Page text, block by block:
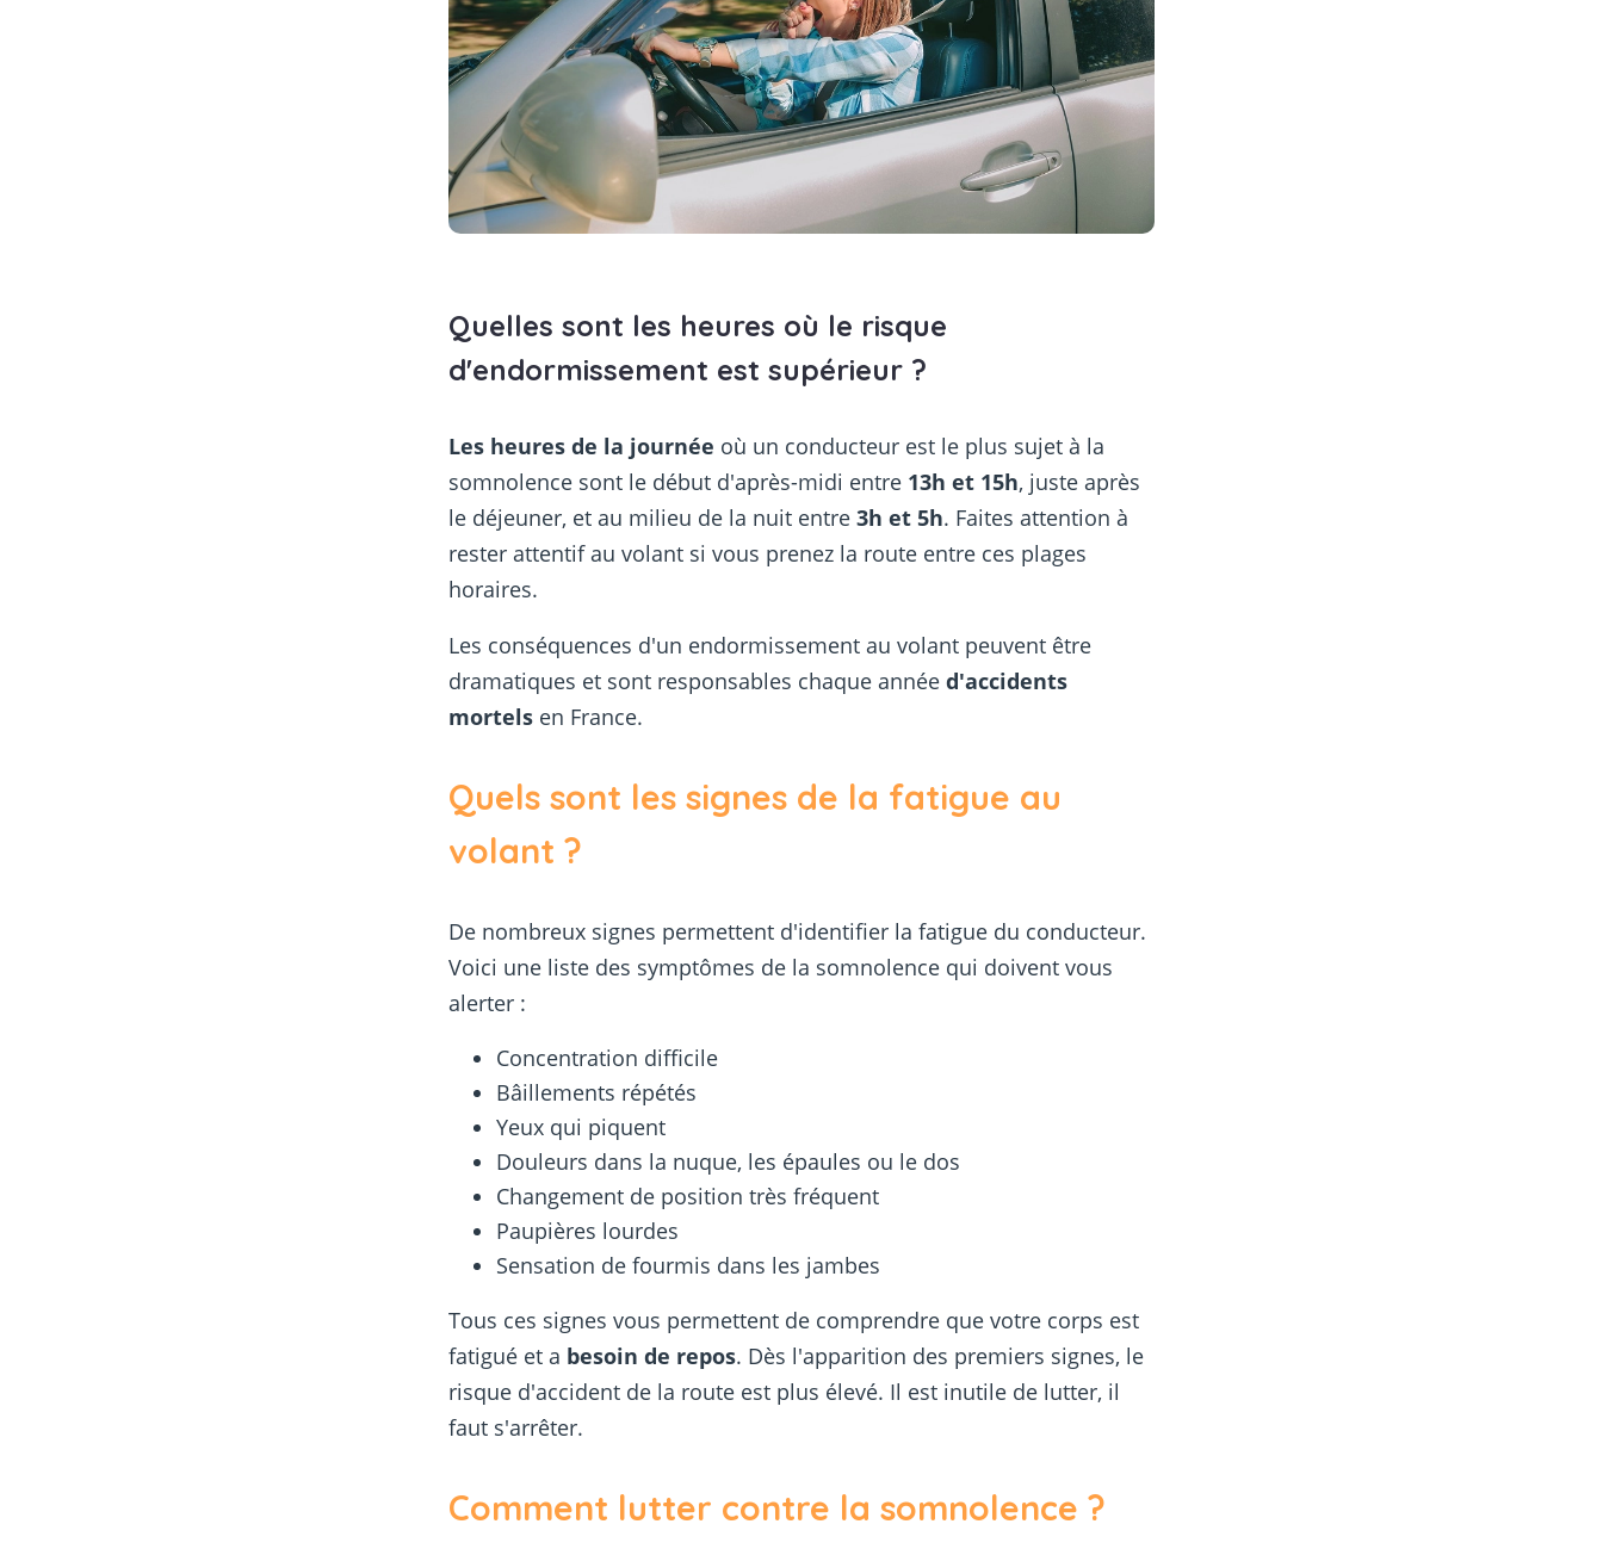
Quelles sont les heures où le risque
d'endormissement est supérieur ?
Les heures de la journée où un conducteur est le plus sujet à la
somnolence sont le début d'après-midi entre 13h et 15h, juste après
le déjeuner, et au milieu de la nuit entre3h et 5h. Faites attention à
rester attentif au volant si vous prenez la route entre ces plages
horaires.
Les conséquences d'un endormissement au volant peuvent être
dramatiques et sont responsables chaque annéed'accidents
mortels en France.
Quels sont les signes de la fatigue au
volant ?
De nombreux signes permettent d'identifier la fatigue du conducteur.
Voici une liste des symptômes de la somnolence qui doivent vous
alerter :
Concentration difficile
Bâillements répétés
Yeux qui piquent
Douleurs dans la nuque, les épaules ou le dos
Changement de position très fréquent
Paupières lourdes
Sensation de fourmis dans les jambes
Tous ces signes vous permettent de comprendre que votre corps est
fatigué et a besoin de repos. Dès l'apparition des premiers signes, le
risque d'accident de la route est plus élevé. Il est inutile de lutter, il
faut s'arrêter.
Comment lutter contre la somnolence ?